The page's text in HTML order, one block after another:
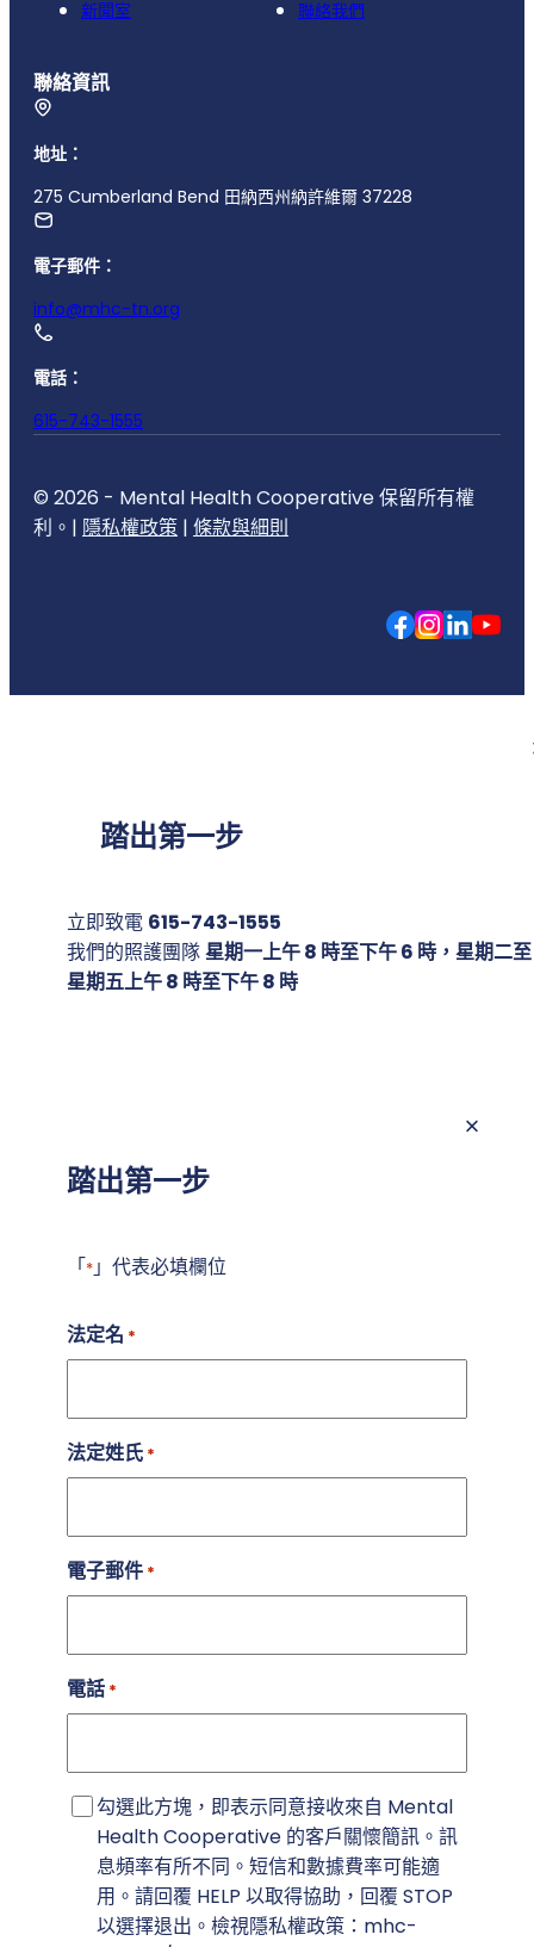
新聞室
聯絡我們
聯絡資訊
地址：
275 Cumberland Bend 田納西州納許維爾 37228
電子郵件：
info@mhc-tn.org
電話：
615-743-1555
© 2026 - Mental Health Cooperative 保留所有權
利。| 隱私權政策 | 條款與細則
踏出第一步
立即致電 615-743-1555
我們的照護團隊星期一上午 8 時至下午 6 時，星期二至
星期五上午 8 時至下午 8 時
踏出第一步
「* 」代表必填欄位
法定名 *
法定姓氏 *
電子郵件 *
電話 *
簡 勾選此方塊，即表示同意接收來自 Mental
Health Cooperative 的客戶關懷簡訊。訊
息頻率有所不同。短信和數據費率可能適
用。請回覆 HELP 以取得協助，回覆 STOP
以選擇退出。檢視隱私權政策：mhc-